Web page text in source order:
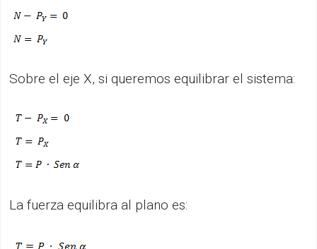
Sobre el eje X, si queremos equilibrar el sistema:
La fuerza equilibra al plano es: